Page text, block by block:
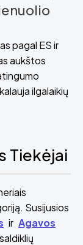
pagal ES ir
aukštos
ilgalaikių
Tiekėjai
Susijusios
ir Agavos